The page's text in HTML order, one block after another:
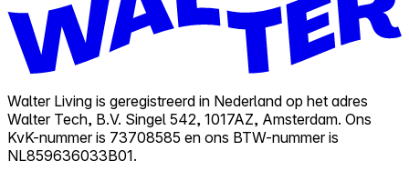
Walter Living is geregistreerd in Nederland op het adres
Walter Tech, B.V. Singel 542, 1017AZ, Amsterdam. Ons
KvK-nummer is 73708585 en ons BTW-nummer is
NL859636033B01.